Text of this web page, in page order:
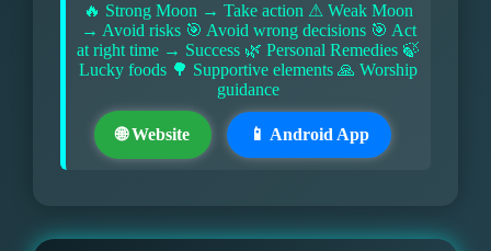
🔥 Strong Moon → Take action ⚠ Weak Moon
→ Avoid risks 🎯 Avoid wrong decisions 🎯 Act
at right time → Success 🌿 Personal Remedies 🍃
Lucky foods 🌳 Supportive elements 🙏 Worship
guidance
🌐 Website 📱 Android App